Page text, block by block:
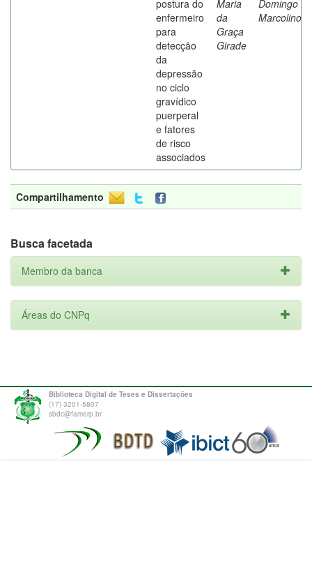
postura do
enfermeiro
para
detecção
da
depressão
no ciclo
gravídico
puerperal
e fatores
de risco
associados
Maria
da
Graça
Girade
Domingo
Marcolino
Compartilhamento
Busca facetada
Membro da banca
Áreas do CNPq
Biblioteca Digital de Teses e Dissertações
(17) 3201-5807
sbdc@famerp.br